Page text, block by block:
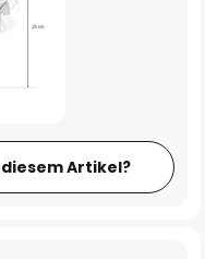
diesem Artikel?